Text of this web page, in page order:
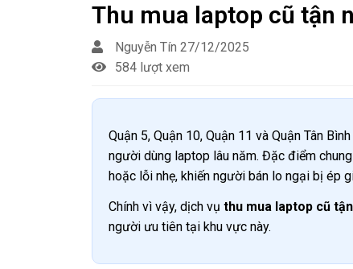
Thu mua laptop cũ tận
Nguyễn Tín 27/12/2025
584 lượt xem
Quận 5, Quận 10, Quận 11 và Quận Tân
người dùng laptop lâu năm. Đặc điểm
hoặc lỗi nhẹ, khiến người bán lo ngại bị ép
Chính vì vậy, dịch vụ thu mua laptop cũ
người ưu tiên tại khu vực này.